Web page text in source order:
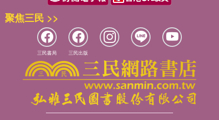
聚焦三民 >>
三民書局 三民出版